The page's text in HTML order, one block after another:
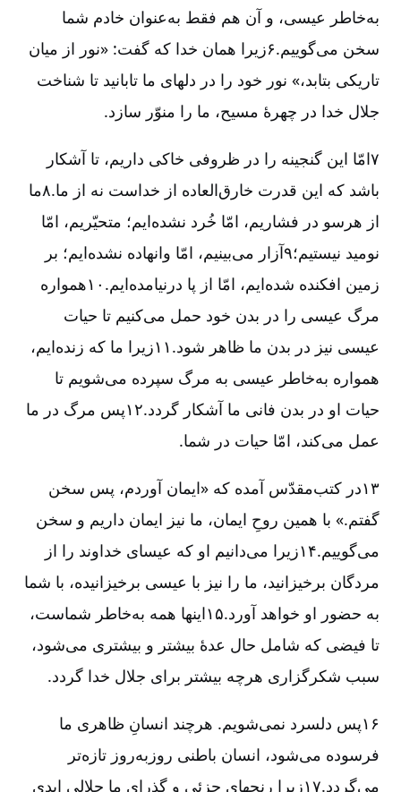
به‌خاطر عیسی، و آن هم فقط به‌عنوان خادم شما
سخن می‌گوییم.۶زیرا همان خدا که گفت: «نور از میان
تاریکی بتابد،» نور خود را در دلهای ما تابانید تا شناخت
جلال خدا در چهرۀ مسیح، ما را منوّر سازد.
۷امّا این گنجینه را در ظروفی خاکی داریم، تا آشکار
باشد که این قدرت خارق‌العاده از خداست نه از ما.۸ما
از هر‌سو در فشاریم، امّا خُرد نشده‌ایم؛ متحیّریم، امّا
نومید نیستیم؛۹آزار می‌بینیم، امّا وانهاده نشده‌ایم؛ بر
زمین افکنده شده‌ایم، امّا از پا درنیامده‌ایم.۱۰همواره
مرگ عیسی را در بدن خود حمل می‌کنیم تا حیات
عیسی نیز در بدن ما ظاهر شود.۱۱زیرا ما که زنده‌ایم،
همواره به‌خاطر عیسی به مرگ سپرده می‌شویم تا
حیات او در بدن فانی ما آشکار گردد.۱۲پس مرگ در ما
عمل می‌کند، امّا حیات در شما.
۱۳در کتب‌مقدّس آمده که «ایمان آوردم، پس سخن
گفتم.» با همین روحِ ایمان، ما نیز ایمان داریم و سخن
می‌گوییم.۱۴زیرا می‌دانیم او که عیسای خداوند را از
مردگان برخیزانید، ما را نیز با عیسی برخیزانیده، با شما
به حضور او خواهد آورد.۱۵اینها همه به‌خاطر شماست،
تا فیضی که شامل حال عدۀ بیشتر و بیشتری می‌شود،
سبب شکرگزاری هرچه بیشتر برای جلال خدا گردد.
۱۶پس دلسرد نمی‌شویم. هرچند انسانِ ظاهری ما
فرسوده می‌شود، انسان باطنی روز‌به‌روز تازه‌تر
می‌گردد.۱۷زیرا رنجهای جزئی و گذرای ما جلالی ابدی